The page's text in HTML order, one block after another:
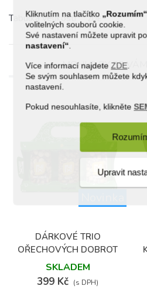
Kliknutím na tlačítko „Rozumím“
volitelných souborů cookie.
Své nastavení můžete upravit
nastavení“.
Více informací najdeteZDE.
Se svým souhlasem můžete
nastavení.
Pokud nesouhlasíte, klikněte
Upravit
Tabulka velikostí ZDE
MOHLO BY SE VÁM
DÁRKOVÉ TRIO
OŘECHOVÝCH DOBROT
SKLADEM
399 Kč (s DPH)